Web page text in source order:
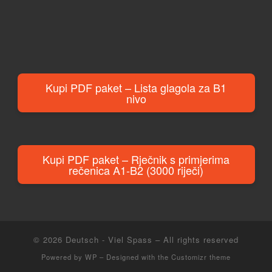
Kupi PDF paket – Lista glagola za B1
nivo
Kupi PDF paket – Rječnik s primjerima
rečenica A1-B2 (3000 riječi)
© 2026 Deutsch - Viel Spass – All rights reserved
Powered by WP – Designed with the Customizr theme